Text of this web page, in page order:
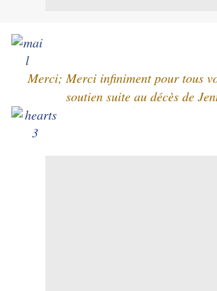
Merci; Merci infiniment pour tous
soutien suite au décès de